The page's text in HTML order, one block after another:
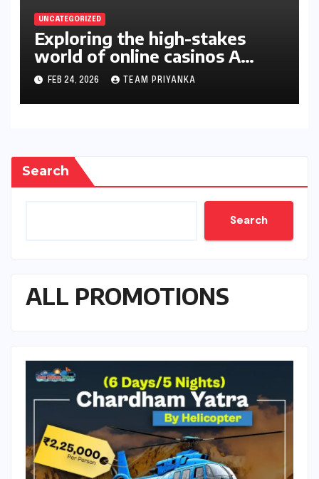
UNCATEGORIZED
Exploring the high-stakes
world of online casinos A
gambler’s guide
FEB 24, 2026 TEAM PRIYANKA
Search
Search
ALL PROMOTIONS